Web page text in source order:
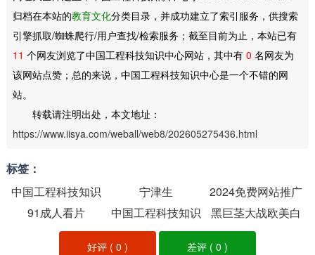
归档在本站的教育文化分类目录，并成功建立了索引服务，供搜索
引擎抓取/蜘蛛爬行/用户查找/检索服务；截至目前为止，本站已有
11 个网友浏览了中国工程科技知识中心网站，其中有 0 名网友为
该网站点赞；总的来说，中国工程科技知识中心是一个不错的网
站。
转载请注明出处，本文地址：
https://www.iisya.com/weball/web8/202605275436.html
标签：
中国工程科技知识
中心
宁津生
2024免费网站推广
大全
91成人看片
中国工程科技知识
中心
黑巨茎大战欧美白
妞
好评 (0 ) 差评 ( 0 )